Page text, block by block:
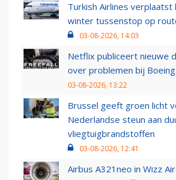
Turkish Airlines verplaatst
winter tussenstop op
03-08-2026, 14:03
Netflix publiceert nieuwe
over problemen bij Boeing
03-08-2026, 13:22
Brussel geeft groen licht
Nederlandse steun aan
vliegtuigbrandstoffen
03-08-2026, 12:41
Airbus A321neo in Wizz